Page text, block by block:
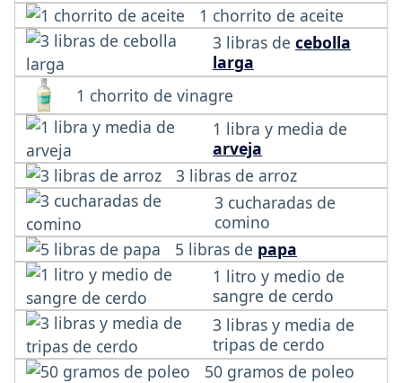
1 chorrito de aceite
3 libras de cebolla
larga
1 chorrito de vinagre
1 libra y media de
arveja
3 libras de arroz
3 cucharadas de
comino
5 libras de papa
1 litro y medio de
sangre de cerdo
3 libras y media de
tripas de cerdo
50 gramos de poleo